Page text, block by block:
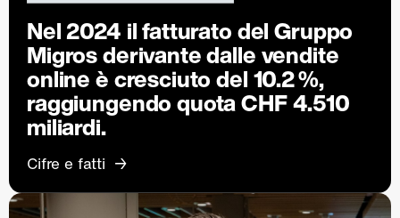
Nel 2024 il fatturato del Gruppo
Migros derivante dalle vendite
online è cresciuto del10.2 %,
raggiungendo quota CHF 4.510
miliardi.
Cifre e fatti